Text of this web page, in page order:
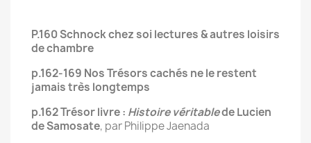
P.160 Schnock chez soi lectures & autres loisirs
de chambre
p.162-169 Nos Trésors cachés ne le restent
jamais très longtemps
p.162 Trésor livre : Histoire véritablede Lucien
de Samosate, par Philippe Jaenada